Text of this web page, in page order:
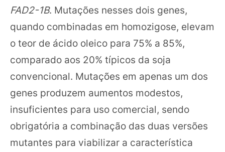
FAD2-1B. Mutações nesses dois genes,
quando combinadas em homozigose, elevam
o teor de ácido oleico para 75% a 85%,
comparado aos 20% típicos da soja
convencional. Mutações em apenas um dos
genes produzem aumentos modestos,
insuficientes para uso comercial, sendo
obrigatória a combinação das duas versões
mutantes para viabilizar a característica